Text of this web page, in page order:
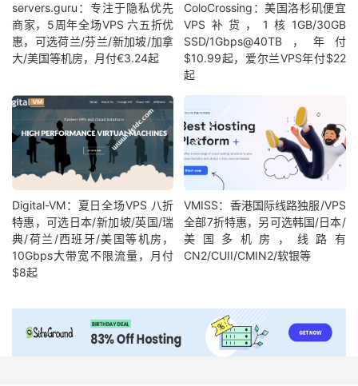
servers.guru：专注于隐私优先
商家，5周年全场VPS 六五折优
惠，可选荷兰/芬兰/新加坡/加拿
大/美国等机房，月付€3.24起
ColoCrossing：美国洛杉矶便宜
VPS补货，1核1GB/30GB
SSD/1Gbps@40TB，年付
$10.99起，爱尔兰VPS年付$22
起
Digital-VM：夏日全场VPS 八折
特惠，可选日本/新加坡/英国/瑞
典/荷兰/西班牙/美国等机房，
10Gbps大带宽不限流量，月付
$8起
VMISS：香港国际线路独服/VPS
全部7折特惠，另可选韩国/日本/
美国多机房，线路有
CN2/CUII/CMIN2/软银等